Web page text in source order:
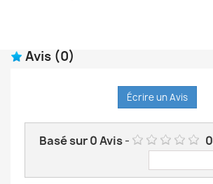
Avis (0)
Écrire un Avis
Basé sur0Avis- 0